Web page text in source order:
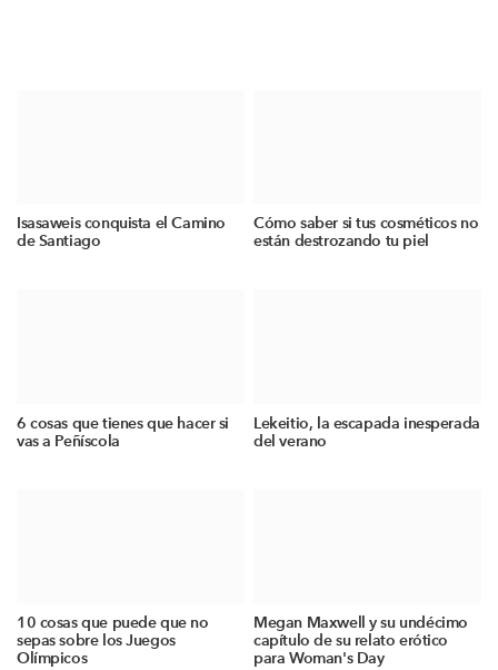
Isasaweis conquista el Camino
de Santiago
Cómo saber si tus cosméticos no
están destrozando tu piel
6 cosas que tienes que hacer si
vas a Peñíscola
Lekeitio, la escapada inesperada
del verano
10 cosas que puede que no
sepas sobre los Juegos
Olímpicos
Megan Maxwell y su undécimo
capítulo de su relato erótico
para Woman's Day